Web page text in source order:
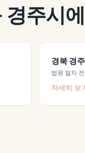
경주시
경북 경
법원 절차
자세히 보